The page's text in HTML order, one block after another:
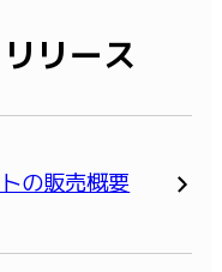
リース
の販売概要